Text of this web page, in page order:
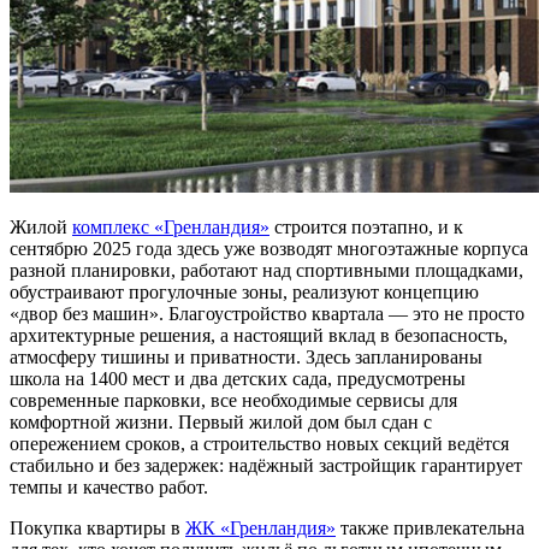
Жилой комплекс «Гренландия» строится поэтапно, и к
сентябрю 2025 года здесь уже возводят многоэтажные корпуса
разной планировки, работают над спортивными площадками,
обустраивают прогулочные зоны, реализуют концепцию
«двор без машин». Благоустройство квартала — это не просто
архитектурные решения, а настоящий вклад в безопасность,
атмосферу тишины и приватности. Здесь запланированы
школа на 1400 мест и два детских сада, предусмотрены
современные парковки, все необходимые сервисы для
комфортной жизни. Первый жилой дом был сдан с
опережением сроков, а строительство новых секций ведётся
стабильно и без задержек: надёжный застройщик гарантирует
темпы и качество работ.
Покупка квартиры в ЖК «Гренландия» также привлекательна